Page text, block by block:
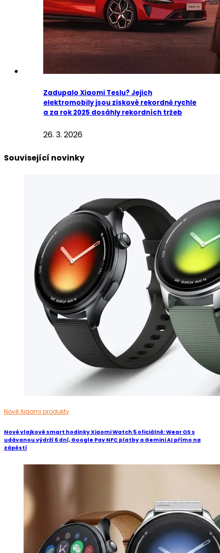
Zadupalo Xiaomi Teslu? Jejich
elektromobily jsou ziskové rekordně rychle
a za rok 2025 dosáhly rekordních tržeb
26. 3. 2026
Související novinky
Nové Xiaomi produkty
Nové vlajkové smart hodinky Xiaomi Watch 5 oficiálně: Wear OS s
udávanou výdrží 6 dní, Google Pay NFC platby a Gemini AI přímo na
zápěstí